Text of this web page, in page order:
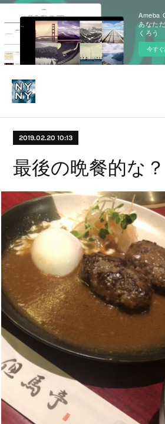
Ameba
あなた
くろう
今す
2019.02.20 10:13
最後の晩餐的な？